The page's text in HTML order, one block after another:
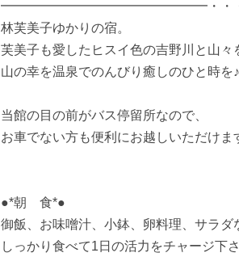
━━━━━━━━━━━━━━━━・・
林芙美子ゆかりの宿。
芙美子も愛したヒスイ色の吉野川と山々
山の幸を温泉でのんびり癒しのひと時を♪
当館の目の前がバス停留所なので、
お車でない方も便利にお越しいただけま
●*朝 食*●
御飯、お味噌汁、小鉢、卵料理、サラダ
しっかり食べて1日の活力をチャージ下さ